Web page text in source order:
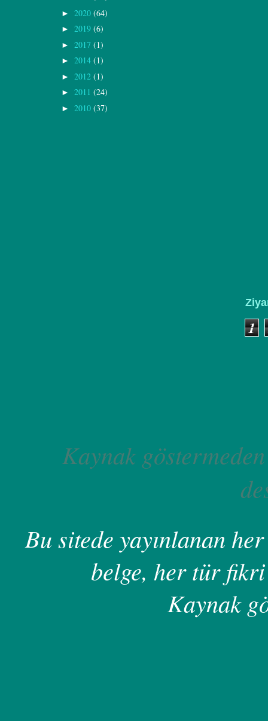
► 2020 (64)
► 2019 (6)
► 2017 (1)
► 2014 (1)
► 2012 (1)
► 2011 (24)
► 2010 (37)
1
Kaynak
Bu sitede yayınlanan
belge, her tür
Kaynak